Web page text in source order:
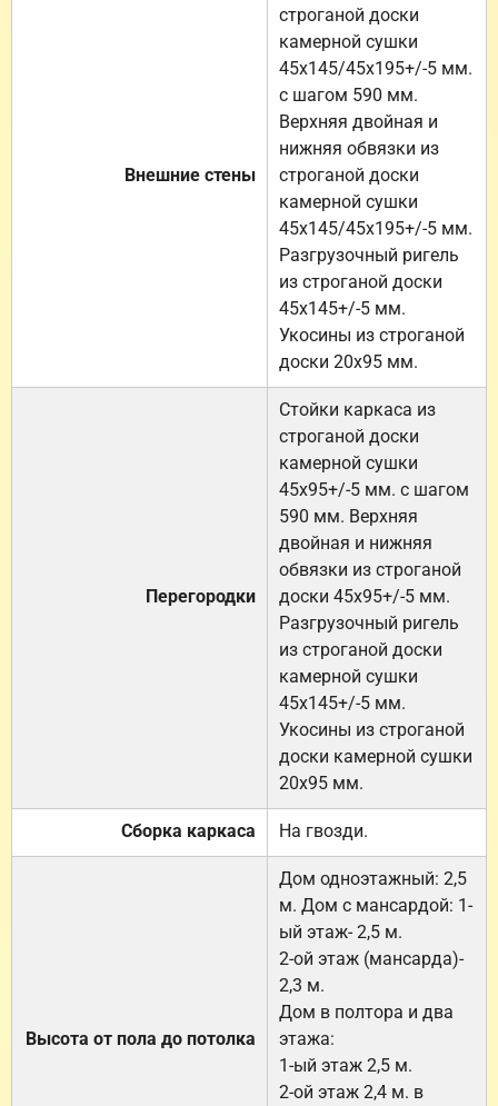
Внешние стены
строганой доски
камерной сушки
45х145/45х195+/-5 мм.
с шагом 590 мм.
Верхняя двойная и
нижняя обвязки из
строганой доски
камерной сушки
45х145/45х195+/-5 мм.
Разгрузочный ригель
из строганой доски
45х145+/-5 мм.
Укосины из строганой
доски 20х95 мм.
Перегородки
Стойки каркаса из
строганой доски
камерной сушки
45х95+/-5 мм. с шагом
590 мм. Верхняя
двойная и нижняя
обвязки из строганой
доски 45х95+/-5 мм.
Разгрузочный ригель
из строганой доски
камерной сушки
45х145+/-5 мм.
Укосины из строганой
доски камерной сушки
20х95 мм.
Сборка каркаса На гвозди.
Высота от пола до потолка
Дом одноэтажный: 2,5
м. Дом с мансардой: 1-
ый этаж- 2,5 м.
2-ой этаж (мансарда)-
2,3 м.
Дом в полтора и два
этажа:
1-ый этаж 2,5 м.
2-ой этаж 2,4 м. в